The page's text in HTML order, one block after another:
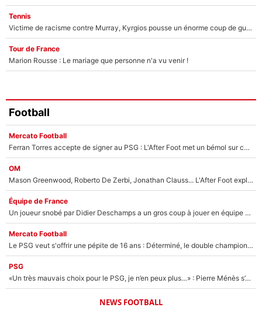
Tennis
Victime de racisme contre Murray, Kyrgios pousse un énorme coup de gueule !
Tour de France
Marion Rousse : Le mariage que personne n'a vu venir !
Football
Mercato Football
Ferran Torres accepte de signer au PSG : L'After Foot met un bémol sur ce transfert, le champion du monde va couter trop cher ?
OM
Mason Greenwood, Roberto De Zerbi, Jonathan Clauss... L'After Foot explique pourquoi Medhi Benatia a craqué à l'OM !
Équipe de France
Un joueur snobé par Didier Deschamps a un gros coup à jouer en équipe de France : Zinedine Zidane a trouvé son numéro 9 ?
Mercato Football
Le PSG veut s'offrir une pépite de 16 ans : Déterminé, le double champion d'Europe en titre est prêt à lâcher 40M€ pour celui que l'on compare déjà à Vinicius Jr !
PSG
«Un très mauvais choix pour le PSG, je n’en peux plus…» : Pierre Ménès s’est complètement trompé avec Luis Enrique et ces déclarations le prouvent !
NEWS FOOTBALL